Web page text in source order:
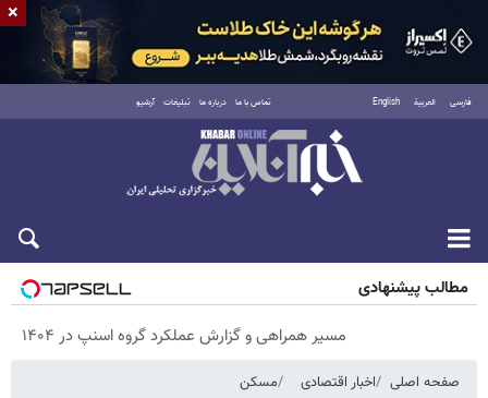
فارسی العربية English تماس با ما درباره ما تبلیغات آرشیو
پنجشنبه ۱۵ مرداد ۱۴۰۵
مطالب پیشنهادی
مسیر همراهی و گزارش عملکرد گروه اسنپ در ۱۴۰۴
صفحه اصلی اخبار اقتصادی مسکن
×